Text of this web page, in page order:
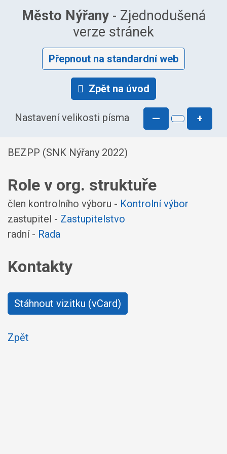
Město Nýřany- Zjednodušená
verze stránek
Přepnout na standardní web
Zpět na úvod
Nastavení velikosti písma — +
BEZPP (SNK Nýřany 2022)
Role v org. struktuře
člen kontrolního výboru - Kontrolní výbor
zastupitel - Zastupitelstvo
radní - Rada
Kontakty
Stáhnout vizitku (vCard)
Zpět